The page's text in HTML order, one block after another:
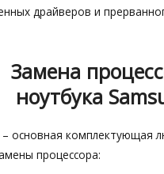
драйверов и
Замена
ноутбука
основная комплектующая
процессора: